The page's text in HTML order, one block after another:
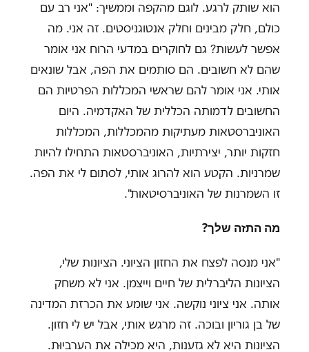
הוא שותק לרגע. לוגם מהקפה וממשיך: "אני רב עם
כולם, חלק מבינים וחלק אנטוגניסטים. זה אני. מה
אפשר לעשות? גם לחוקרים במדעי הרוח אני אומר
שהם לא חשובים. הם סותמים את הפה, אבל שונאים
אותי. אני אומר להם שראשי המכללות הפרטיות הם
החשובים לדמותה הכללית של האקדמיה. היום
האוניברסטאות מעתיקות מהמכללות, המכללות
חזקות יותר, יצירתיות, האוניברסטאות התחילו להיות
שמרניות. הקטע הוא להרוג אותי, לסתום לי את הפה.
זו השמרנות של האוניברסיטאות."
מה התזה שלך?
"אני מנסה לפצח את החזון הציוני. הציונות שלי,
הציונות הליברלית של חיים וייצמן. אני לא משחק
אותה. אני ציוני נוקשה. אני שומע את הכרזת המדינה
של בן גוריון ובוכה. זה מרגש אותי, אבל יש לי חזון.
הציונות היא לא גזענות, היא מכילה את הערביוּת.